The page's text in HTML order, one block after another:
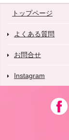
トップページ
よくある質問
お問合せ
Instagram